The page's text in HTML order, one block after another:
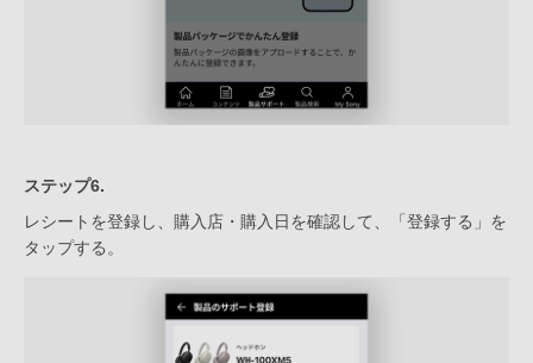
ステップ6.
レシートを登録し、購入店・購入日を確認して、「登録する」を
タップする。